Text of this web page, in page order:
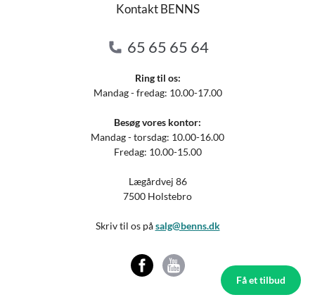
Få et tilbud
Kontakt BENNS
65 65 65 64
Ring til os:
Mandag - fredag: 10.00-17.00
Besøg vores kontor:
Mandag - torsdag: 10.00-16.00
Fredag: 10.00-15.00
Lægårdvej 86
7500 Holstebro
Skriv til os påsalg@benns.dk